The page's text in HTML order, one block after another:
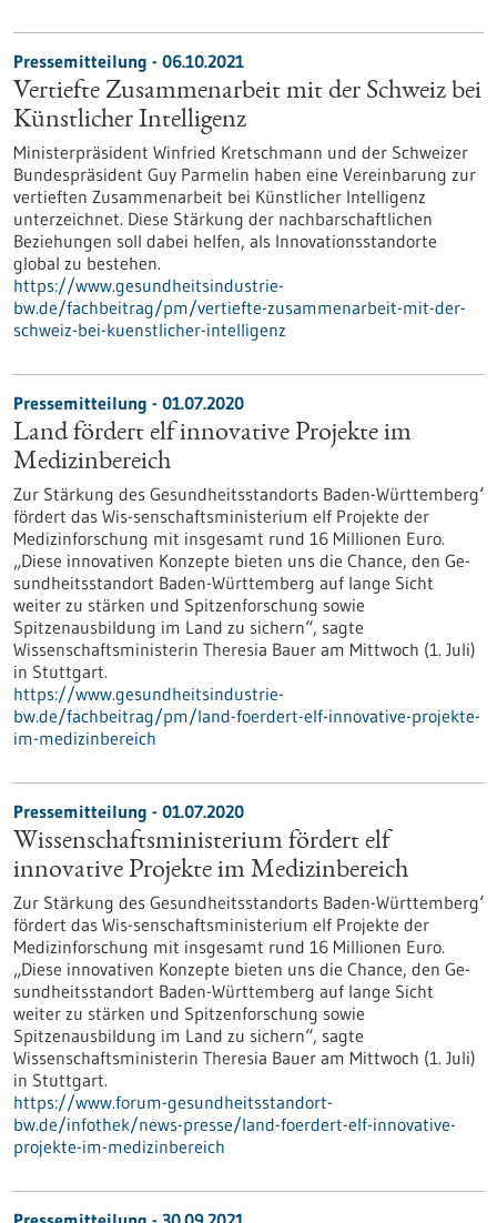
Pressemitteilung - 06.10.2021
Vertiefte Zusammenarbeit mit der Schweiz bei
Künstlicher Intelligenz
Ministerpräsident Winfried Kretschmann und der Schweizer
Bundespräsident Guy Parmelin haben eine Vereinbarung zur
vertieften Zusammenarbeit bei Künstlicher Intelligenz
unterzeichnet. Diese Stärkung der nachbarschaftlichen
Beziehungen soll dabei helfen, als Innovationsstandorte
global zu bestehen.
https://www.gesundheitsindustrie-
bw.de/fachbeitrag/pm/vertiefte-zusammenarbeit-mit-der-
schweiz-bei-kuenstlicher-intelligenz
Pressemitteilung - 01.07.2020
Land fördert elf innovative Projekte im
Medizinbereich
Zur Stärkung des Gesundheitsstandorts Baden-Württemberg‘
fördert das Wis-senschaftsministerium elf Projekte der
Medizinforschung mit insgesamt rund 16 Millionen Euro.
„Diese innovativen Konzepte bieten uns die Chance, den Ge-
sundheitsstandort Baden-Württemberg auf lange Sicht
weiter zu stärken und Spitzenforschung sowie
Spitzenausbildung im Land zu sichern“, sagte
Wissenschaftsministerin Theresia Bauer am Mittwoch (1. Juli)
in Stuttgart.
https://www.gesundheitsindustrie-
bw.de/fachbeitrag/pm/land-foerdert-elf-innovative-projekte-
im-medizinbereich
Pressemitteilung - 01.07.2020
Wissenschaftsministerium fördert elf
innovative Projekte im Medizinbereich
Zur Stärkung des Gesundheitsstandorts Baden-Württemberg‘
fördert das Wis-senschaftsministerium elf Projekte der
Medizinforschung mit insgesamt rund 16 Millionen Euro.
„Diese innovativen Konzepte bieten uns die Chance, den Ge-
sundheitsstandort Baden-Württemberg auf lange Sicht
weiter zu stärken und Spitzenforschung sowie
Spitzenausbildung im Land zu sichern“, sagte
Wissenschaftsministerin Theresia Bauer am Mittwoch (1. Juli)
in Stuttgart.
https://www.forum-gesundheitsstandort-
bw.de/infothek/news-presse/land-foerdert-elf-innovative-
projekte-im-medizinbereich